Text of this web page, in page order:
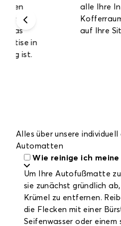
alle Ihre Innenraum- und
Kofferraumteppiche
auf Ihre Sitzbezüge.
Alles über unsere
Automatten
Wie reinige ich
Um Ihre Autofußmatte zu
sie zunächst gründlich
Krümel zu entfernen.
die Flecken mit einer
Seifenwasser oder einem